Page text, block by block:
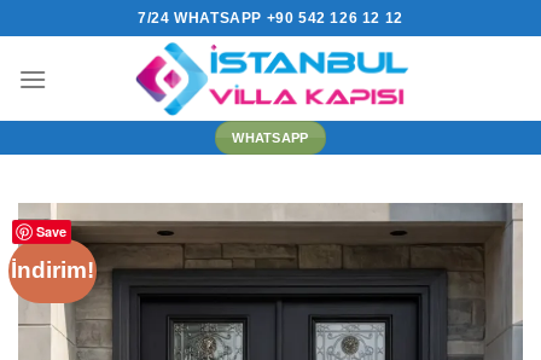
7/24 WHATSAPP +90 542 126 12 12
WHATSAPP
Save
İndirim!